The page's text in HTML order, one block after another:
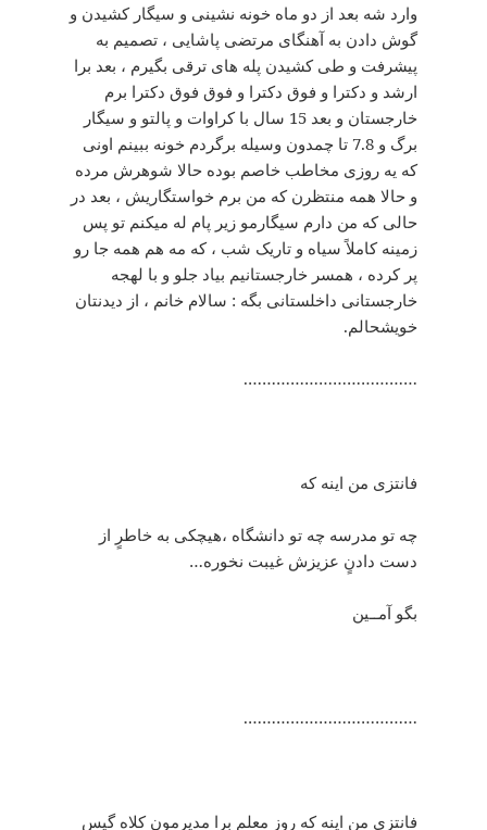
وارد شه بعد از دو ماه خونه نشینی و سیگار کشیدن و
گوش دادن به آهنگای مرتضی پاشایی ، تصمیم به
پیشرفت و طی کشیدن پله های ترقی بگیرم ، بعد برا
ارشد و دکترا و فوق دکترا و فوق فوق دکترا برم
خارجستان و بعد 15 سال با کراوات و پالتو و سیگار
برگ و 7.8 تا چمدون وسیله برگردم خونه ببینم اونی
که یه روزی مخاطب خاصم بوده حالا شوهرش مرده
و حالا همه منتظرن که من برم خواستگاریش ، بعد در
حالی که من دارم سیگارمو زیر پام له میکنم تو پس
زمینه کاملاً سیاه و تاریک شب ، که مه هم همه جا رو
پر کرده ، همسر خارجستانیم بیاد جلو و با لهجه
خارجستانی داخلستانی بگه : سالام خانم ، از دیدنتان
خویشحالم.
……………………………….
فانتزی من اینه که
چه تو مدرسه چه تو دانشگاه ،هیچکی به خاطرٍ از
دست دادنٍ عزیزش غیبت نخوره…
بگو آمــین
……………………………….
فانتزی من اینه که روز معلم برا مدیرمون کلاه گیس